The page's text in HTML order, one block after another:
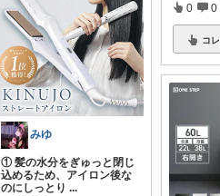
みゆ
① 髪の水分をぎゅっと閉じ
込めるため、アイロン後な
のにしっとり ...
0 0
コレ